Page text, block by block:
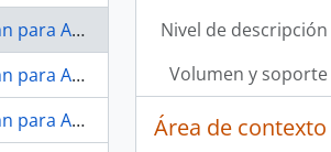
Lihn
Lihn
Lihn
Nivel de descripción
Volumen y soporte
Área de contexto